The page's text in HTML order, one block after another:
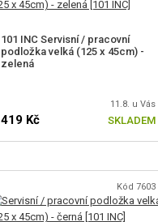
101 INC Servisní / pracovní
podložka velká (125 x 45cm) -
zelená
11.8. u Vás
419 Kč SKLADEM
Kód 7603